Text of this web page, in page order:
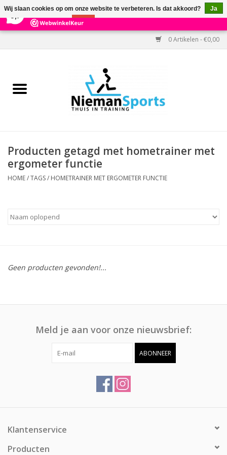
303 Reviews ×
0 Artikelen - €0,00
Home
Kracht
Kantoor & Medisch
Contact
Producten getagd met hometrainer met
ergometer functie
HOME/TAGS/ HOMETRAINER MET ERGOMETER FUNCTIE
Geen producten gevonden!...
Meld je aan voor onze nieuwsbrief:
ABONNEER
Klantenservice
Producten
Wij slaan cookies op om onze website te verbeteren. Is dat akkoord?
Ja
Nee